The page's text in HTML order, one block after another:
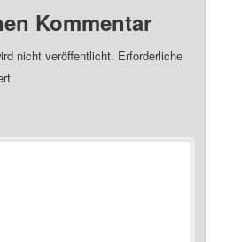
Kommentar
nicht veröffentlicht. Erforderliche